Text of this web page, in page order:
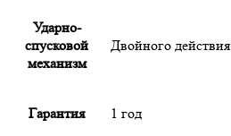
Ударно-
спусковой
механизм
Двойного действия
Гарантия 1 год